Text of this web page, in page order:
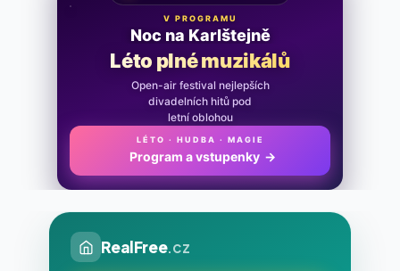
V PROGRAMU
Noc na Karlštejně
Léto plné muzikálů
Open-air festival nejlepších
divadelních hitů pod
letní oblohou
LÉTO · HUDBA · MAGIE
Program a vstupenky →
RealFree.cz